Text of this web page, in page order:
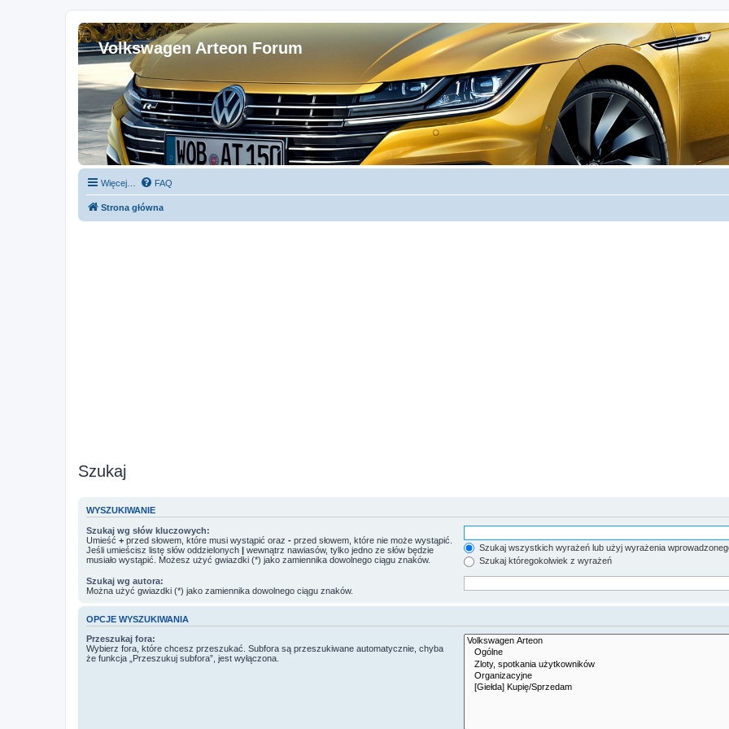
Volkswagen Arteon Forum
Więcej… FAQ
Strona główna
Szukaj
WYSZUKIWANIE
Szukaj wg słów kluczowych:
Umieść + przed słowem, które musi wystąpić oraz - przed słowem, które nie może wystąpić.
Jeśli umieścisz listę słów oddzielonych | wewnątrz nawiasów, tylko jedno ze słów będzie
musiało wystąpić. Możesz użyć gwiazdki (*) jako zamiennika dowolnego ciągu znaków.
Szukaj wszystkich wyrażeń lub użyj wyrażenia
Szukaj któregokolwiek z wyrażeń
Szukaj wg autora:
Można użyć gwiazdki (*) jako zamiennika dowolnego ciągu znaków.
OPCJE WYSZUKIWANIA
Przeszukaj fora:
Wybierz fora, które chcesz przeszukać. Subfora są przeszukiwane automatycznie, chyba
że funkcja „Przeszukuj subfora”, jest wyłączona.